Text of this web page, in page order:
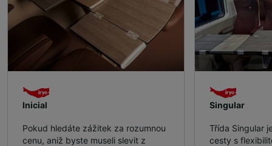
Inicial
Pokud hledáte zážitek za rozumnou
cenu, aniž byste museli slevit z
Singular
Třída Singular
cesty s